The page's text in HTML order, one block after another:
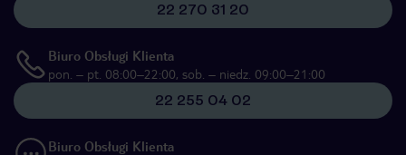
22 270 31 20
Biuro Obsługi Klienta
pon. – pt. 08:00–22:00, sob. – niedz. 09:00–21:00
22 255 04 02
Biuro Obsługi Klienta